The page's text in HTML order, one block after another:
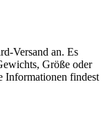
Versand an. Es
Größe oder
Informationen findest